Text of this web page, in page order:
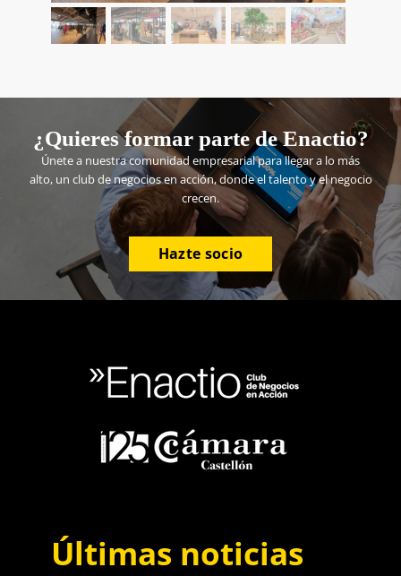
¿Quieres formar parte de Enactio?
Únete a nuestra comunidad empresarial para llegar a lo más
alto, un club de negocios en acción, donde el talento y el negocio
crecen.
Hazte socio
Últimas noticias